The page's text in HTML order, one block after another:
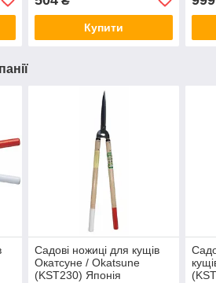
Купити
Садові ножиці для кущів
Окатсуне / Okatsune
(KST230) Японія